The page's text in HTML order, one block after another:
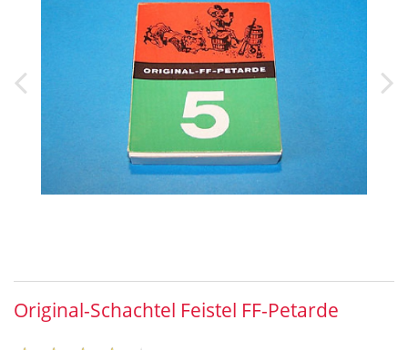
Original-Schachtel Feistel FF-Petarde